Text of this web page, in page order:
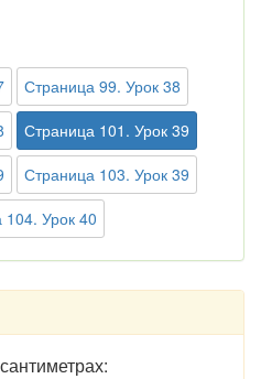
Страница 99. Урок 38
Страница 101. Урок 39
Страница 103. Урок 39
Урок 40